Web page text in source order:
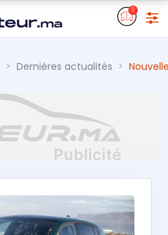
0
Dernières actualités